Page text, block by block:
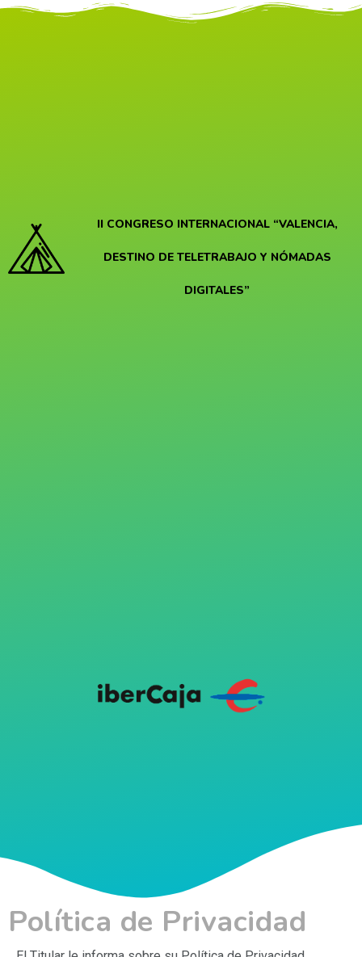
II CONGRESO INTERNACIONAL “VALENCIA,
DESTINO DE TELETRABAJO Y NÓMADAS
DIGITALES”
Política de Privacidad